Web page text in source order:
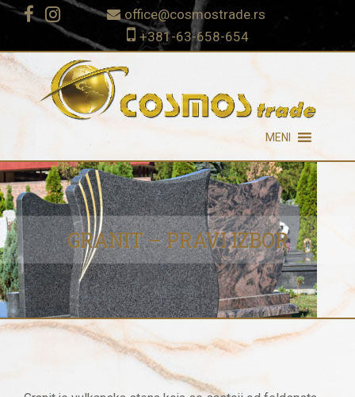
office@cosmostrade.rs
+381-63-658-654
MENI
GRANIT – PRAVI IZBOR